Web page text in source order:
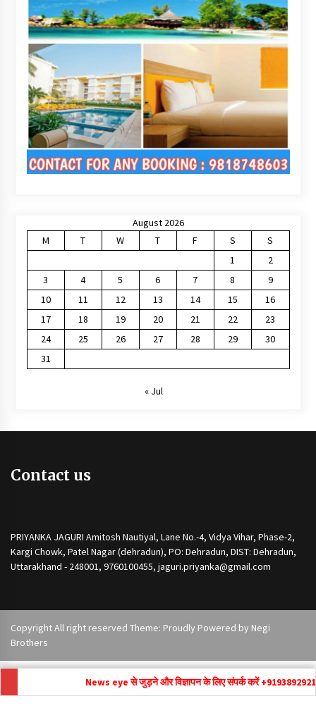
August 2026
M
T W T F S
S
1
2
3
4 5 6 7 8
9
10
11 12 13 14 15
16
17
18 19 20 21 22
23
24
25 26 27 28 29
30
31
« Jul
Contact us
PRIYANKA JAGURI Amitosh Nautiyal, Lane No.-4, Vidya Vihar, Phase-2,
Kargi Chowk, Patel Nagar (dehradun), PO: Dehradun, DIST: Dehradun,
Uttarakhand - 248001, 9760100455, jaguri.priyanka@gmail.com
Copyright All right reserved Theme: Proudly Powered by Negi
Brothers
News eye से जुड़ने और विज्ञापन के लिए संपर्क करें +919389292171 ,